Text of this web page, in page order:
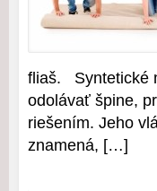
fliaš.
odolávať špine,
riešením. Jeho
znamená, […]